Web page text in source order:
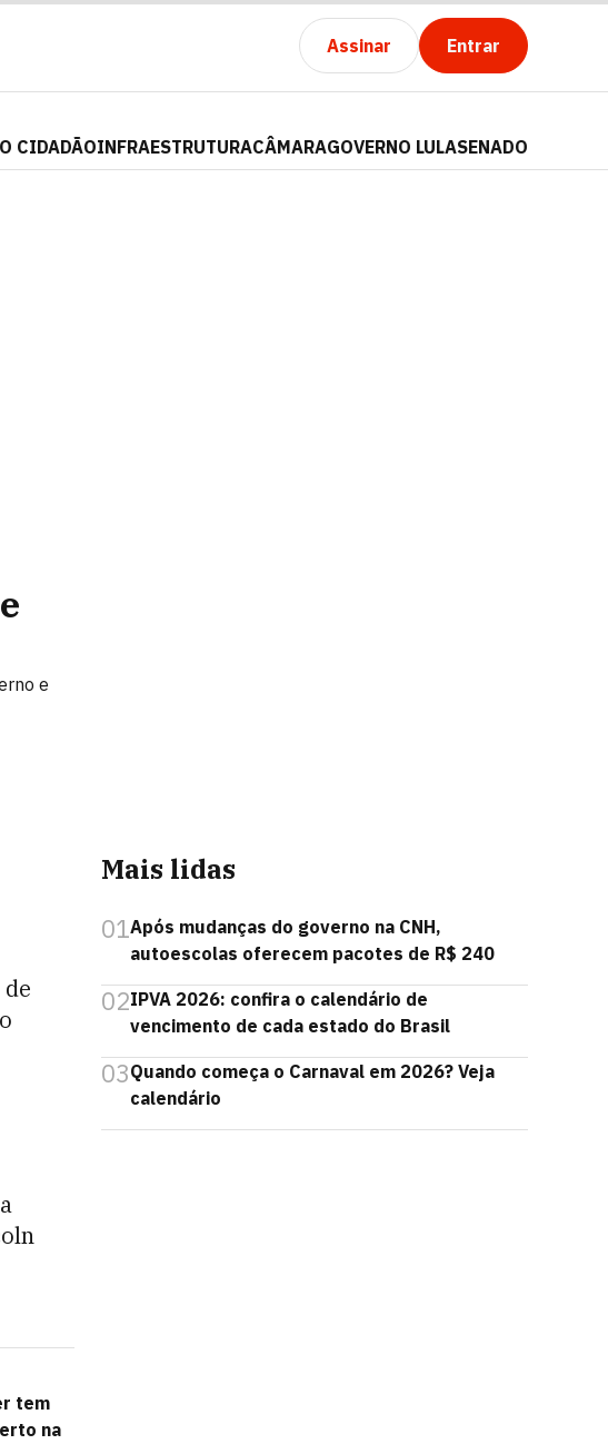
Assinar Entrar
CIDADÃOINFRAESTRUTURACÂMARAGOVERNO LULASENADO
e
tem
na
Mais lidas
01Após mudanças do governo na CNH,
autoescolas oferecem pacotes de R$ 240
02IPVA 2026: confira o calendário de
vencimento de cada estado do Brasil
03Quando começa o Carnaval em 2026? Veja
calendário